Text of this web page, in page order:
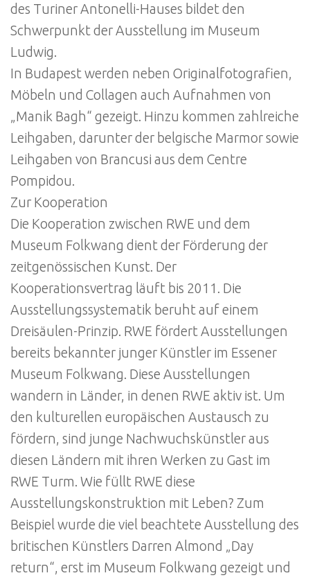
des Turiner Antonelli-Hauses bildet den
Schwerpunkt der Ausstellung im Museum
Ludwig.
In Budapest werden neben Originalfotografien,
Möbeln und Collagen auch Aufnahmen von
„Manik Bagh“ gezeigt. Hinzu kommen zahlreiche
Leihgaben, darunter der belgische Marmor sowie
Leihgaben von Brancusi aus dem Centre
Pompidou.
Zur Kooperation
Die Kooperation zwischen RWE und dem
Museum Folkwang dient der Förderung der
zeitgenössischen Kunst. Der
Kooperationsvertrag läuft bis 2011. Die
Ausstellungssystematik beruht auf einem
Dreisäulen-Prinzip. RWE fördert Ausstellungen
bereits bekannter junger Künstler im Essener
Museum Folkwang. Diese Ausstellungen
wandern in Länder, in denen RWE aktiv ist. Um
den kulturellen europäischen Austausch zu
fördern, sind junge Nachwuchskünstler aus
diesen Ländern mit ihren Werken zu Gast im
RWE Turm. Wie füllt RWE diese
Ausstellungskonstruktion mit Leben? Zum
Beispiel wurde die viel beachtete Ausstellung des
britischen Künstlers Darren Almond „Day
return“, erst im Museum Folkwang gezeigt und